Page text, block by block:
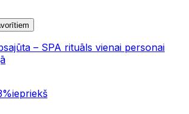
– SPA rituāls vienai personai
%iepriekš